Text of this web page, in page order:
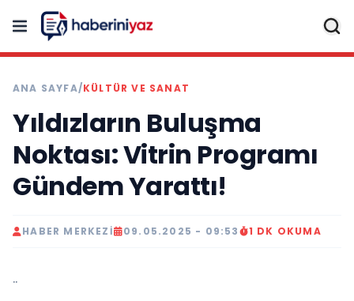
ANA SAYFA/KÜLTÜR VE SANAT
Yıldızların Buluşma
Noktası: Vitrin Programı
Gündem Yarattı!
HABER MERKEZI 09.05.2025 - 09:53 1 DK OKUMA
..